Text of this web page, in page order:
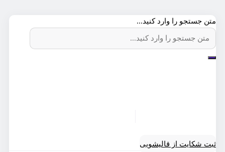
متن جستجو را وارد کنید...
ثبت شکایت از قالیشویی